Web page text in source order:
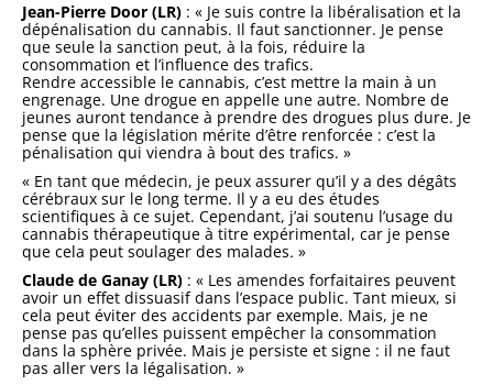
Jean-Pierre Door (LR) : « Je suis contre la libéralisation et la
dépénalisation du cannabis. Il faut sanctionner. Je pense
que seule la sanction peut, à la fois, réduire la
consommation et l’influence des trafics.
Rendre accessible le cannabis, c’est mettre la main à un
engrenage. Une drogue en appelle une autre. Nombre de
jeunes auront tendance à prendre des drogues plus dure. Je
pense que la législation mérite d’être renforcée : c’est la
pénalisation qui viendra à bout des trafics. »
« En tant que médecin, je peux assurer qu’il y a des dégâts
cérébraux sur le long terme. Il y a eu des études
scientifiques à ce sujet. Cependant, j’ai soutenu l’usage du
cannabis thérapeutique à titre expérimental, car je pense
que cela peut soulager des malades. »
Claude de Ganay (LR) : « Les amendes forfaitaires peuvent
avoir un effet dissuasif dans l’espace public. Tant mieux, si
cela peut éviter des accidents par exemple. Mais, je ne
pense pas qu’elles puissent empêcher la consommation
dans la sphère privée. Mais je persiste et signe : il ne faut
pas aller vers la légalisation. »